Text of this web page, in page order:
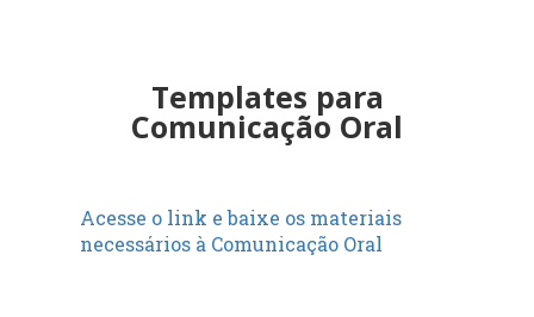
Templates para
Comunicação Oral
Acesse o link e baixe os materiais
necessários à Comunicação Oral